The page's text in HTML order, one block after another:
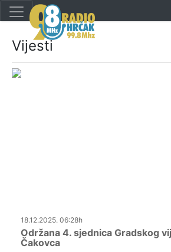
Vijesti
18.12.2025. 06:28h
Održana 4. sjednica Gradskog
Čakovca